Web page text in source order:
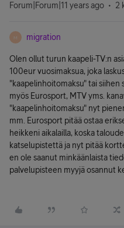
Forum|Forum|11 years ago 2
M migration
Olen ollut turun kaapeli-TV:n
100eur vuosimaksua, joka
"kaapelinhoitomaksu" tai siihen
myös Eurosport, MTV yms.
"kaapelinhoitomaksu" nyt
mm. Eurosport pitää ostaa
heikkeni aikalailla, koska
katselupistettä ja nyt pitää
en ole saanut minkäänlaista
palvelupisteen myyjä osannut